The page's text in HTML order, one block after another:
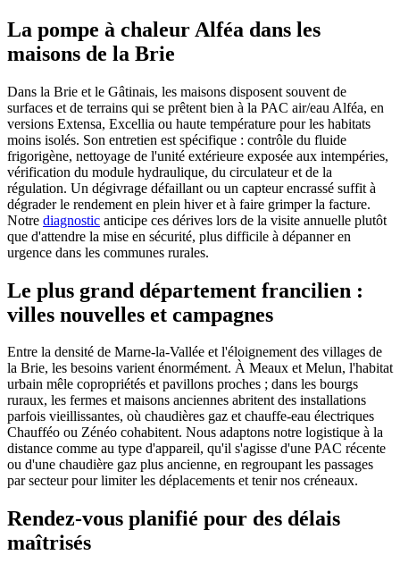
La pompe à chaleur Alféa dans les
maisons de la Brie
Dans la Brie et le Gâtinais, les maisons disposent souvent de
surfaces et de terrains qui se prêtent bien à la PAC air/eau Alféa, en
versions Extensa, Excellia ou haute température pour les habitats
moins isolés. Son entretien est spécifique : contrôle du fluide
frigorigène, nettoyage de l'unité extérieure exposée aux intempéries,
vérification du module hydraulique, du circulateur et de la
régulation. Un dégivrage défaillant ou un capteur encrassé suffit à
dégrader le rendement en plein hiver et à faire grimper la facture.
Notre diagnostic anticipe ces dérives lors de la visite annuelle plutôt
que d'attendre la mise en sécurité, plus difficile à dépanner en
urgence dans les communes rurales.
Le plus grand département francilien :
villes nouvelles et campagnes
Entre la densité de Marne-la-Vallée et l'éloignement des villages de
la Brie, les besoins varient énormément. À Meaux et Melun, l'habitat
urbain mêle copropriétés et pavillons proches ; dans les bourgs
ruraux, les fermes et maisons anciennes abritent des installations
parfois vieillissantes, où chaudières gaz et chauffe-eau électriques
Chaufféo ou Zénéo cohabitent. Nous adaptons notre logistique à la
distance comme au type d'appareil, qu'il s'agisse d'une PAC récente
ou d'une chaudière gaz plus ancienne, en regroupant les passages
par secteur pour limiter les déplacements et tenir nos créneaux.
Rendez-vous planifié pour des délais
maîtrisés